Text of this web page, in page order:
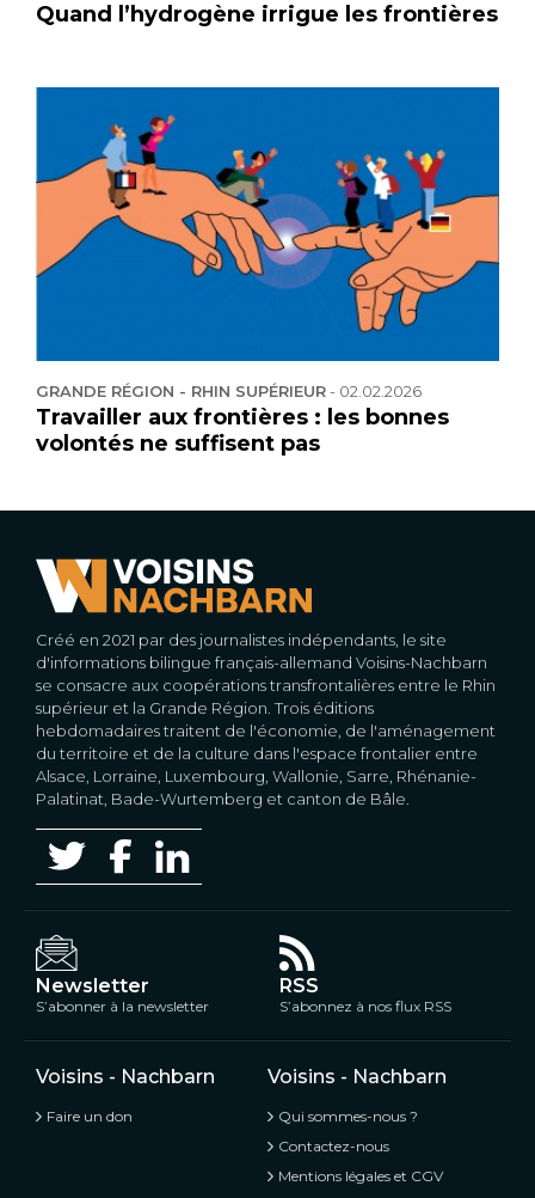
Quand l’hydrogène irrigue les frontières
GRANDE RÉGION - RHIN SUPÉRIEUR- 02.02.2026
Travailler aux frontières : les bonnes
volontés ne suffisent pas
Créé en 2021 par des journalistes indépendants, le site
d'informations bilingue français-allemand Voisins-Nachbarn
se consacre aux coopérations transfrontalières entre le Rhin
supérieur et la Grande Région. Trois éditions
hebdomadaires traitent de l'économie, de l'aménagement
du territoire et de la culture dans l'espace frontalier entre
Alsace, Lorraine, Luxembourg, Wallonie, Sarre, Rhénanie-
Palatinat, Bade-Wurtemberg et canton de Bâle.
Newsletter
S’abonner à la newsletter
RSS
S’abonnez à nos flux RSS
Voisins - Nachbarn
Faire un don
Voisins - Nachbarn
Qui sommes-nous ?
Contactez-nous
Mentions légales et CGV